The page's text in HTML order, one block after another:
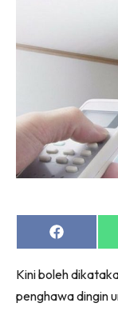
Share
on
Kini boleh
penghawa dingin